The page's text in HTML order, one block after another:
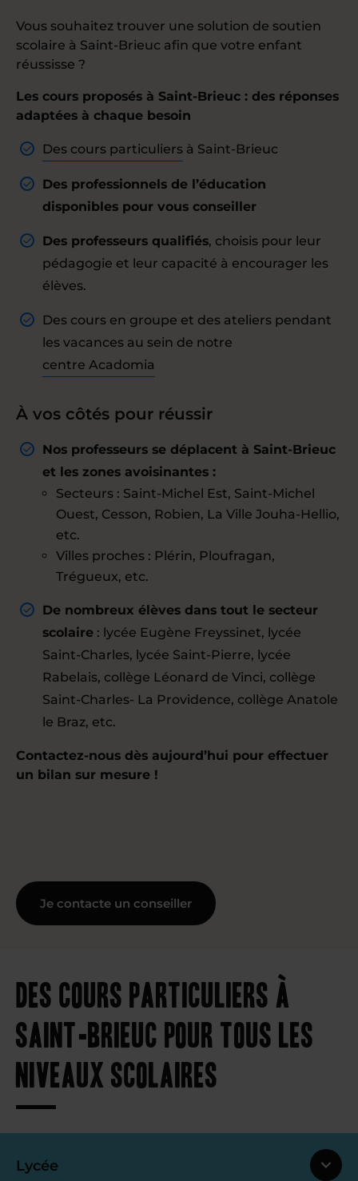
Vous souhaitez trouver une solution de soutien
scolaire à Saint-Brieuc afin que votre enfant
réussisse ?
Les cours proposés à Saint-Brieuc : des réponses
adaptées à chaque besoin
Des cours particuliers à Saint-Brieuc
Des professionnels de l’éducation
disponibles pour vous conseiller
Des professeurs qualifiés, choisis pour leur
pédagogie et leur capacité à encourager les
élèves.
Des cours en groupe et des ateliers pendant
les vacances au sein de notre
centre Acadomia
À vos côtés pour réussir
Nos professeurs se déplacent à Saint-Brieuc
et les zones avoisinantes :
Secteurs : Saint-Michel Est, Saint-Michel
Ouest, Cesson, Robien, La Ville Jouha-Hellio,
etc.
Villes proches : Plérin, Ploufragan,
Trégueux, etc.
De nombreux élèves dans tout le secteur
scolaire : lycée Eugène Freyssinet, lycée
Saint-Charles, lycée Saint-Pierre, lycée
Rabelais, collège Léonard de Vinci, collège
Saint-Charles- La Providence, collège Anatole
le Braz, etc.
Contactez-nous dès aujourd’hui pour effectuer
un bilan sur mesure !
Je contacte un conseiller
Des cours particuliers à
Saint-Brieuc pour tous les
niveaux scolaires
Lycée